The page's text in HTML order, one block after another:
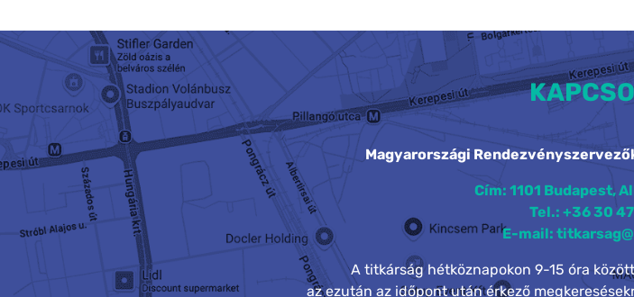
Magyarországi
Cím: 1101 Budapest,
Tel.: +36 30
E-mail:
A titkárság hétköznapokon 9-15 óra
az ezután az időpont után érkező